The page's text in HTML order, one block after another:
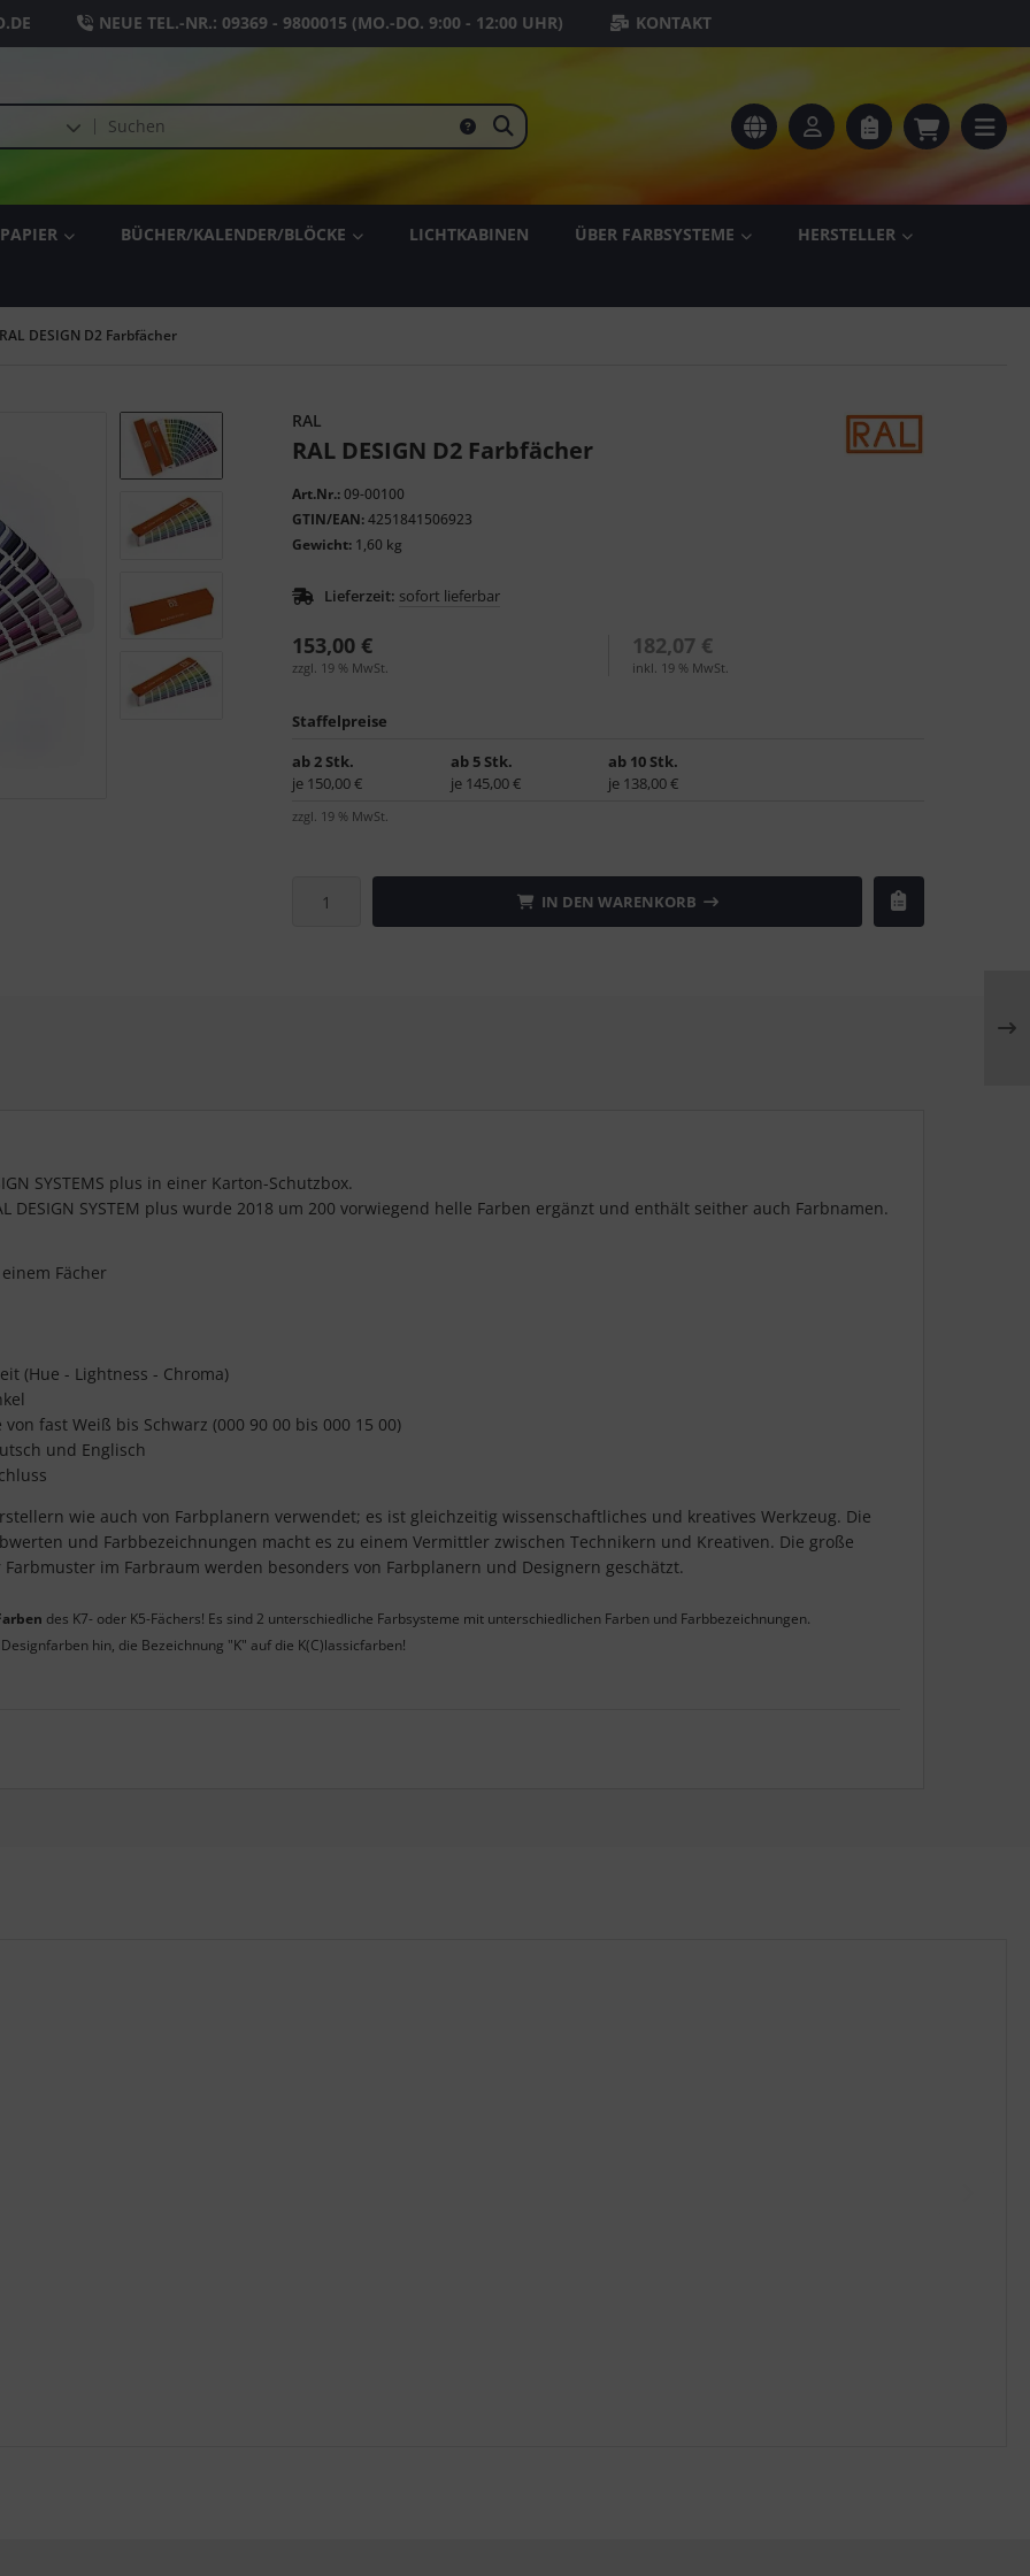
NEUE TEL.-NR.: 09369 - 9800015 (MO.-DO. 9:00 - 12:00 UHR) KONTAKT
BÜCHER/KALENDER/BLÖCKE LICHTKABINEN
ÜBER FARBSYSTEME
HERSTELLER
RAL DESIGN D2 Farbfächer
RAL
RAL DESIGN D2 Farbfächer
Art.Nr.:09-00100
GTIN/EAN:4251841506923
Gewicht: 1,60 kg
Lieferzeit: sofort lieferbar
153,00 €
zzgl. 19 % MwSt.
182,07 €
inkl. 19 % MwSt.
Staffelpreise
ab 2 Stk.
je 150,00 €
ab 5 Stk.
je 145,00 €
ab 10 Stk.
je 138,00 €
zzgl. 19 % MwSt.
IN DEN WARENKORB
SYSTEMS plus in einer Karton-Schutzbox.
DESIGN SYSTEM plus wurde 2018 um 200 vorwiegend helle Farben ergänzt und enthält seither auch Farbnamen.
Fächer
(Hue - Lightness - Chroma)
fast Weiß bis Schwarz (000 90 00 bis 000 15 00)
und Englisch
wie auch von Farbplanern verwendet; es ist gleichzeitig wissenschaftliches und kreatives Werkzeug. Die
und Farbbezeichnungen macht es zu einem Vermittler zwischen Technikern und Kreativen. Die große
im Farbraum werden besonders von Farbplanern und Designern geschätzt.
des K7- oder K5-Fächers! Es sind 2 unterschiedliche Farbsysteme mit unterschiedlichen Farben und Farbbezeichnungen.
hin, die Bezeichnung "K" auf die K(C)lassicfarben!